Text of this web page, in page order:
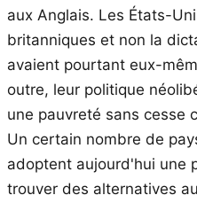
aux Anglais. Les États-
britanniques et non la
avaient pourtant eux-
outre, leur politique
une pauvreté sans cesse
Un certain nombre de
adoptent aujourd'hui une
trouver des alternatives